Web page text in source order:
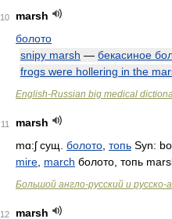
10
marsh
болото
snipy marsh — бекасиное
frogs were hollering in the
English-Russian big medical
11
marsh
mɑ:ʃсущ. болото топь Syn:
mire march болото, топь
Большой англо-русский и русско-
12
marsh